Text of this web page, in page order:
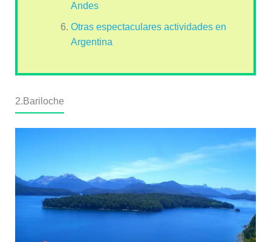
Andes
Otras espectaculares actividades en
Argentina
2.Bariloche